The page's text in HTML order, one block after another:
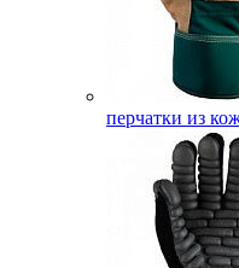
перчатки из